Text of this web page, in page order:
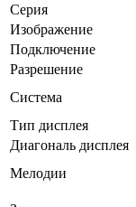
Серия
Изображение
Подключение
Разрешение
Система
Тип дисплея
Диагональ дисплея
Мелодии